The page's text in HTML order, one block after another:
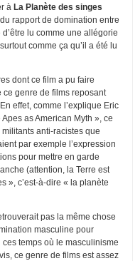
à La Planète des singes
rapport de domination entre
lu comme une allégorie
comme ça qu’il a été lu
dont ce film a pu faire
ce genre de films reposant
effet, comme l’explique Eric
as American Myth », ce
anti-racistes que
par exemple l’expression
pour mettre en garde
(attention, la Terre est
», c’est-à-dire « la planète
pas la même chose
masculine pour
temps où le masculinisme
ce genre de films est assez